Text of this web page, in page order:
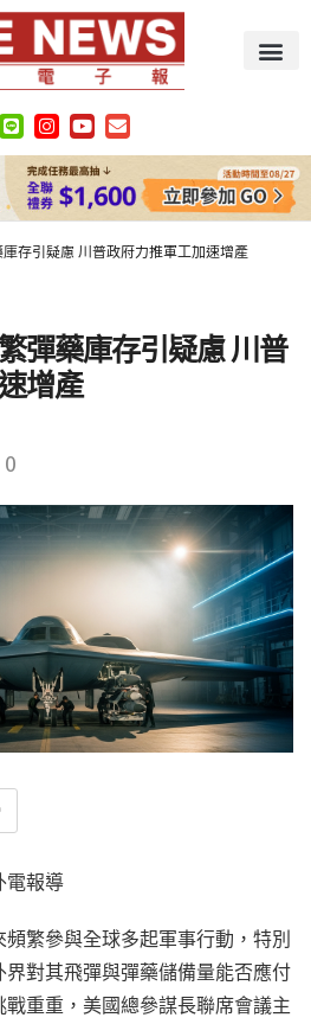
存引疑慮 川普政府力推軍工加速增產
彈藥庫存引疑慮 川普
增產
0
電報導
繁參與全球多起軍事行動，特別
對其飛彈與彈藥儲備量能否應付
重重，美國總參謀長聯席會議主